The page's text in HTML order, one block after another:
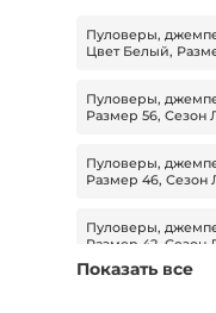
Пуловеры,
Цвет Белый,
Пуловеры,
Размер 56, Сезон
Пуловеры,
Размер 46, Сезон
Пуловеры,
Размер 42, Сезон
Показать все